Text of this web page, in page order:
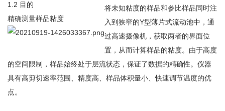
1.2 目的
精确测量样品粘度
将未知粘度的样品和参比样品同时注
入到狭窄的Y型薄片式流动池中，通
过高速摄像机，获取两者的界面位
置，从而计算样品的粘度。由于高度
的空间限制，样品始终处于层流状态，保证了数据的精确性。仪器
具有高剪切速率范围、精度高、样品体积量小、快速调节温度的优
点。